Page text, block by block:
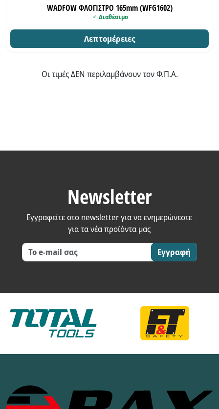
WADFOW ΦΛΟΓΙΣΤΡΟ 165mm (WFG1602)
Διαθέσιμο
Λεπτομέρειες
Οι τιμές ΔΕΝ περιλαμβάνουν τον Φ.Π.Α.
Newsletter
Εγγραφείτε στο newsletter για να ενημερώνεστε
για τα νέα προϊόντα μας
Εγγραφή